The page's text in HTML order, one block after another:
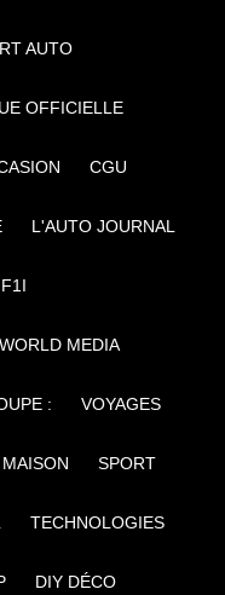
AUTO
OFFICIELLE
CGU
L'AUTO JOURNAL
F1I
MEDIA
: VOYAGES
MAISON SPORT
TECHNOLOGIES
DIY DÉCO